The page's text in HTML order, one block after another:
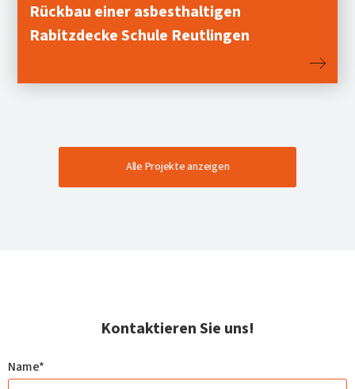
Rückbau einer asbesthaltigen
Rabitzdecke Schule Reutlingen
Alle Projekte anzeigen
Kontaktieren Sie uns!
Name*